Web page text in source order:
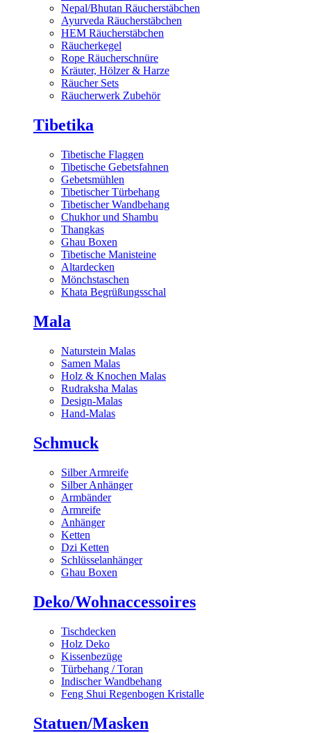
Nepal/Bhutan Räucherstäbchen
Ayurveda Räucherstäbchen
HEM Räucherstäbchen
Räucherkegel
Rope Räucherschnüre
Kräuter, Hölzer & Harze
Räucher Sets
Räucherwerk Zubehör
Tibetika
Tibetische Flaggen
Tibetische Gebetsfahnen
Gebetsmühlen
Tibetischer Türbehang
Tibetischer Wandbehang
Chukhor und Shambu
Thangkas
Ghau Boxen
Tibetische Manisteine
Altardecken
Mönchstaschen
Khata Begrüßungsschal
Mala
Naturstein Malas
Samen Malas
Holz & Knochen Malas
Rudraksha Malas
Design-Malas
Hand-Malas
Schmuck
Silber Armreife
Silber Anhänger
Armbänder
Armreife
Anhänger
Ketten
Dzi Ketten
Schlüsselanhänger
Ghau Boxen
Deko/Wohnaccessoires
Tischdecken
Holz Deko
Kissenbezüge
Türbehang / Toran
Indischer Wandbehang
Feng Shui Regenbogen Kristalle
Statuen/Masken